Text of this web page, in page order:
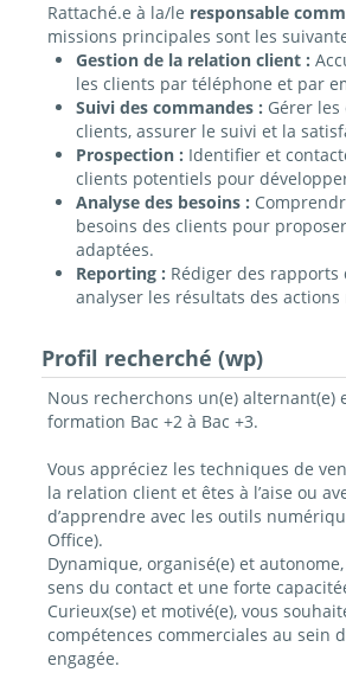
Rattaché.e à la/le responsable
missions principales sont les
Gestion de la relation client :
les clients par téléphone et par
Suivi des commandes : Gérer les
clients, assurer le suivi et la
Prospection : Identifier et
clients potentiels pour
Analyse des besoins :
besoins des clients pour
adaptées.
Reporting : Rédiger des rapports
analyser les résultats des actions
Profil recherché (wp)
Nous recherchons un(e) alternant(e)
formation Bac +2 à Bac +3.
Vous appréciez les techniques de
la relation client et êtes à l’aise ou
d’apprendre avec les outils
Office).
Dynamique, organisé(e) et
sens du contact et une forte
Curieux(se) et motivé(e), vous
compétences commerciales au sein
engagée.